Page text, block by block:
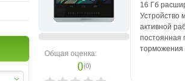
Общая оценка:
0(0)
16 Гб
Устройство
активной
постоянная
торможения